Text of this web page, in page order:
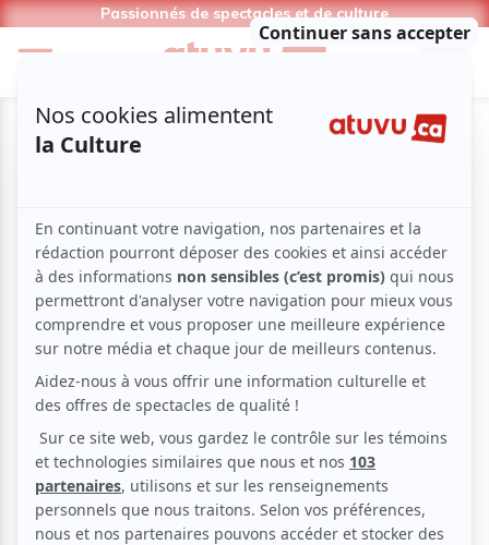
Passionnés de spectacles et de culture